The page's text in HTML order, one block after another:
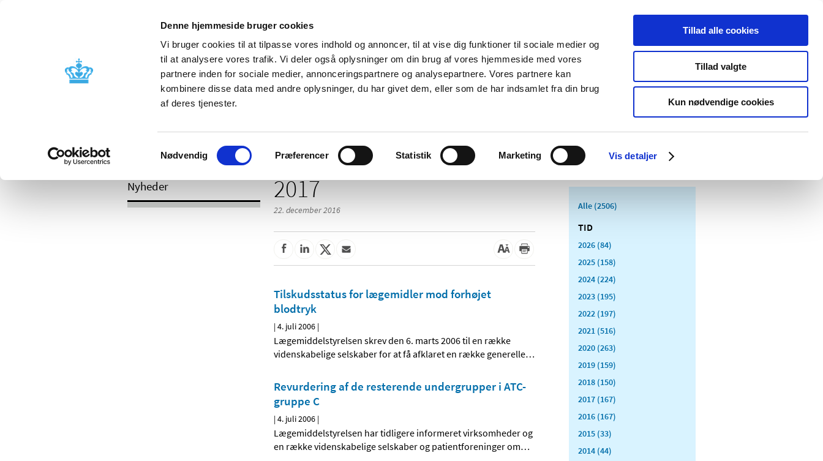
Denne hjemmeside bruger cookies
Vi bruger cookies til at tilpasse vores indhold og annoncer, til at vise dig funktioner til sociale medier og
til at analysere vores trafik. Vi deler også oplysninger om din brug af vores hjemmeside med vores
partnere inden for sociale medier, annonceringspartnere og analysepartnere. Vores partnere kan
kombinere disse data med andre oplysninger, du har givet dem, eller som de har indsamlet fra din brug
af deres tjenester.
Samtykkevalg
Nødvendig Præferencer Statistik Marketing Vis detaljer
Tillad alle cookies
Tillad valgte
Kun nødvendige cookies
Nyheder Om os Kontakt Udgivelser
Godkendelse og
Bivirkninger og
produktinformation
Tilskud og
Apoteker og salg af
Medicinsk
Særlige
produktområder
/ 2017
Nyheder 2017
22. december 2016
Tilskudsstatus for lægemidler mod forhøjet
blodtryk
|4. juli 2006 |
Lægemiddelstyrelsen skrev den 6. marts 2006 til en række
videnskabelige selskaber for at få afklaret en række generelle…
Revurdering af de resterende undergrupper i ATC-
gruppe C
|4. juli 2006 |
Lægemiddelstyrelsen har tidligere informeret virksomheder og
en række videnskabelige selskaber og patientforeninger om…
Alle (2506)
TID
2026 (84)
2025 (158)
2024 (224)
2023 (195)
2022 (197)
2021 (516)
2020 (263)
2019 (159)
2018 (150)
2017 (167)
2016 (167)
2015 (33)
2014 (44)